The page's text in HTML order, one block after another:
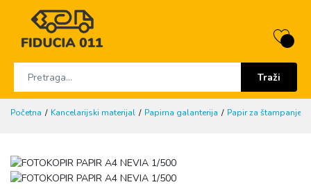
Traži
Početna Kancelarijski materijal Papirna galanterija Papir za štampanje